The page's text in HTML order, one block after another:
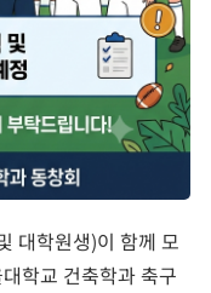
대학원생)이 함께 모
학교 건축학과 축구